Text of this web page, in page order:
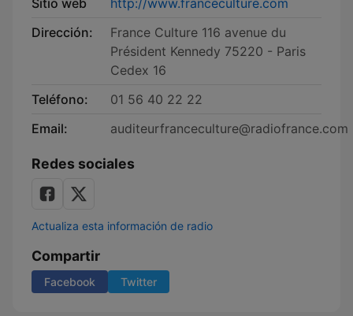
Sitio web
http://www.franceculture.com
Dirección:
France Culture 116 avenue du
Président Kennedy 75220 - Paris
Cedex 16
Teléfono:
01 56 40 22 22
Email:
auditeurfranceculture@radiofrance.com
Redes sociales
Actualiza esta información de radio
Compartir
Facebook Twitter